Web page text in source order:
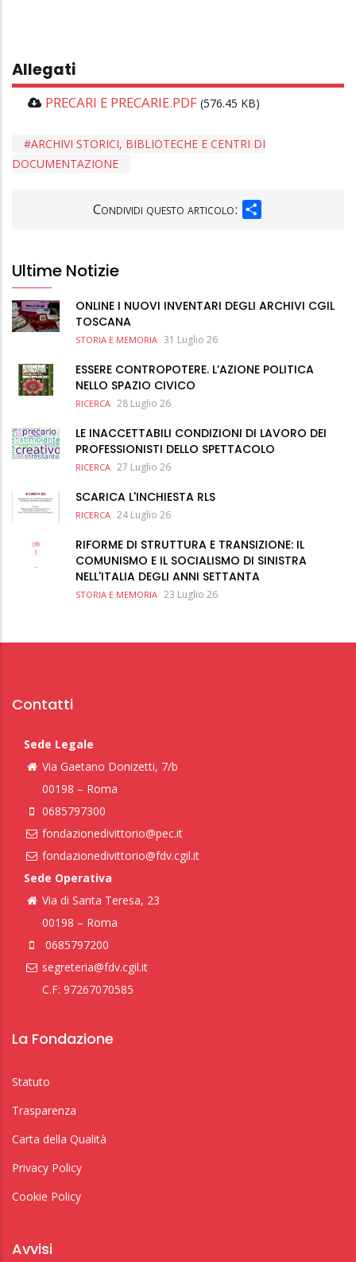
Allegati
PRECARI E PRECARIE.PDF (576.45 KB)
ARCHIVI STORICI, BIBLIOTECHE E CENTRI DI
DOCUMENTAZIONE
Condividi questo articolo:
Ultime Notizie
ONLINE I NUOVI INVENTARI DEGLI ARCHIVI CGIL
TOSCANA
STORIA E MEMORIA 31 Luglio 26
ESSERE CONTROPOTERE. L’AZIONE POLITICA
NELLO SPAZIO CIVICO
RICERCA 28 Luglio 26
LE INACCETTABILI CONDIZIONI DI LAVORO DEI
PROFESSIONISTI DELLO SPETTACOLO
RICERCA 27 Luglio 26
SCARICA L'INCHIESTA RLS
RICERCA 24 Luglio 26
RIFORME DI STRUTTURA E TRANSIZIONE: IL
COMUNISMO E IL SOCIALISMO DI SINISTRA
NELL'ITALIA DEGLI ANNI SETTANTA
STORIA E MEMORIA 23 Luglio 26
Contatti
Sede Legale
Via Gaetano Donizetti, 7/b
00198 – Roma
0685797300
fondazionedivittorio@pec.it
fondazionedivittorio@fdv.cgil.it
Sede Operativa
Via di Santa Teresa, 23
00198 – Roma
0685797200
segreteria@fdv.cgil.it
C.F: 97267070585
La Fondazione
Statuto
Trasparenza
Carta della Qualità
Privacy Policy
Cookie Policy
Avvisi